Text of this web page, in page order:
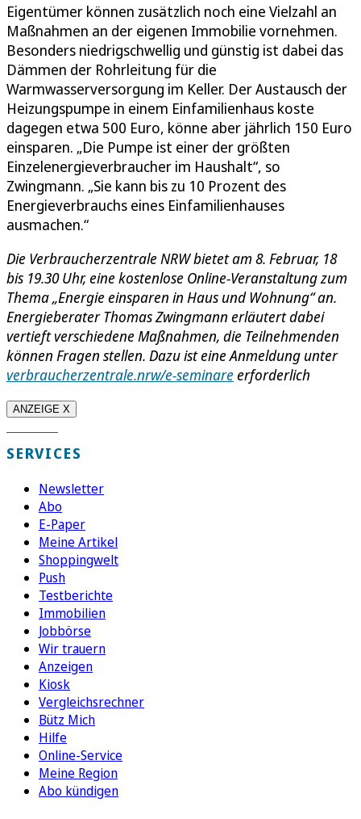
Eigentümer können zusätzlich noch eine Vielzahl an
Maßnahmen an der eigenen Immobilie vornehmen.
Besonders niedrigschwellig und günstig ist dabei das
Dämmen der Rohrleitung für die
Warmwasserversorgung im Keller. Der Austausch der
Heizungspumpe in einem Einfamilienhaus koste
dagegen etwa 500 Euro, könne aber jährlich 150 Euro
einsparen. „Die Pumpe ist einer der größten
Einzelenergieverbraucher im Haushalt“, so
Zwingmann. „Sie kann bis zu 10 Prozent des
Energieverbrauchs eines Einfamilienhauses
ausmachen.“
Die Verbraucherzentrale NRW bietet am 8. Februar, 18
bis 19.30 Uhr, eine kostenlose Online-Veranstaltung zum
Thema „Energie einsparen in Haus und Wohnung“ an.
Energieberater Thomas Zwingmann erläutert dabei
vertieft verschiedene Maßnahmen, die Teilnehmenden
können Fragen stellen. Dazu ist eine Anmeldung unter
verbraucherzentrale.nrw/e-seminareerforderlich
ANZEIGE X
SERVICES
Newsletter
Abo
E-Paper
Meine Artikel
Shoppingwelt
Push
Testberichte
Immobilien
Jobbörse
Wir trauern
Anzeigen
Kiosk
Vergleichsrechner
Bütz Mich
Hilfe
Online-Service
Meine Region
Abo kündigen